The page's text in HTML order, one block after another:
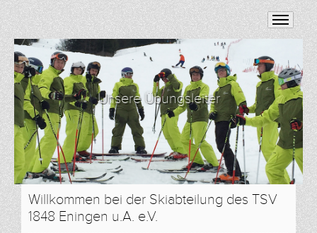
Unsere Übungsleiter
Willkommen bei der Skiabteilung des TSV
1848 Eningen u.A. e.V.